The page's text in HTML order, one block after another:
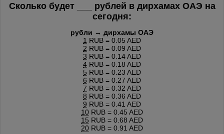
Сколько будет
рублей в дирхамах ОАЭ на
сегодня:
рубли → дирхамы ОАЭ
1 RUB = 0.05 AED
2 RUB = 0.09 AED
3 RUB = 0.14 AED
4 RUB = 0.18 AED
5 RUB = 0.23 AED
6 RUB = 0.27 AED
7 RUB = 0.32 AED
8 RUB = 0.36 AED
9 RUB = 0.41 AED
10 RUB = 0.45 AED
15 RUB = 0.68 AED
20 RUB = 0.91 AED